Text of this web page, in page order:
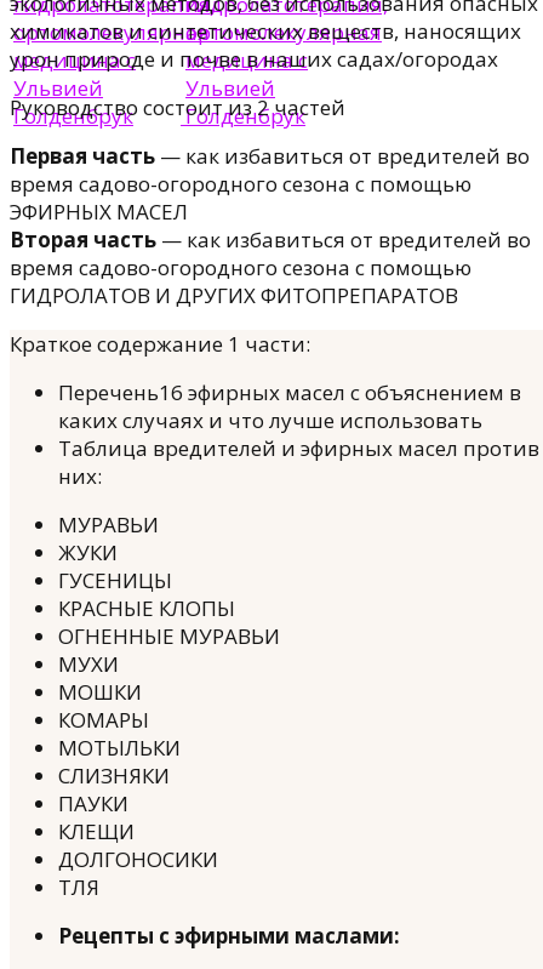
химикатов и синтетических веществ, наносящих
урон природе и почве в наших садах/огородах
Руководство состоит из 2 частей
Первая часть — как избавиться от вредителей во
время садово-огородного сезона с помощью
ЭФИРНЫХ МАСЕЛ
Вторая часть — как избавиться от вредителей во
время садово-огородного сезона с помощью
ГИДРОЛАТОВ И ДРУГИХ ФИТОПРЕПАРАТОВ
Краткое содержание 1 части:
Перечень16 эфирных масел с объяснением в
каких случаях и что лучше использовать
Таблица вредителей и эфирных масел против
них:
МУРАВЬИ
ЖУКИ
ГУСЕНИЦЫ
КРАСНЫЕ КЛОПЫ
ОГНЕННЫЕ МУРАВЬИ
МУХИ
МОШКИ
КОМАРЫ
МОТЫЛЬКИ
СЛИЗНЯКИ
ПАУКИ
КЛЕЩИ
ДОЛГОНОСИКИ
ТЛЯ
Рецепты с эфирными маслами: